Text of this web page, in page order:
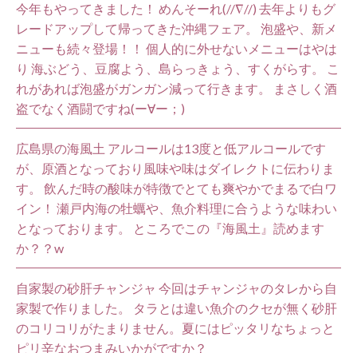
今年もやってきました！ めんそーれ(//∇//) 去年よりもグ
レードアップして帰ってきた沖縄フェア。 泡盛や、新メ
ニューも続々登場！！ 個人的に外せないメニューはやは
り 海ぶどう、豆腐よう、島らっきょう、すくがらす。 こ
れがあれば泡盛がガンガン減って行きます。 まさしく酒
盗でなく酒闘ですね(ー∀ー；)
広島県の海風土 アルコールは13度と低アルコールです
が、原酒となっており風味や味はダイレクトに伝わりま
す。 飲んだ時の酸味が特徴でとても爽やかでまるで白ワ
イン！ 瀬戸内海の牡蠣や、魚介料理に合うような味わい
となっております。 ところでこの『海風土』読めます
か？？w
自家製の砂肝チャンジャ 今回はチャンジャのタレから自
家製で作りました。 タラとは違い魚介のクセが無く砂肝
のコリコリがたまりません。夏にはピッタリなちょっと
ピリ辛なおつまみいかがですか？